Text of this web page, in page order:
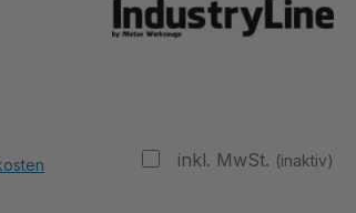
inkl. MwSt. (inaktiv)